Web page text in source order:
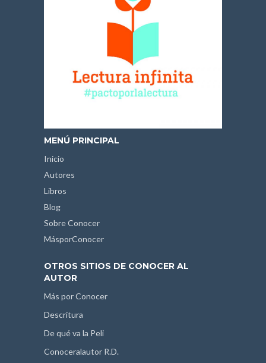
MENÚ PRINCIPAL
Inicio
Autores
Libros
Blog
Sobre Conocer
MásporConocer
OTROS SITIOS DE CONOCER AL
AUTOR
Más por Conocer
Descritura
De qué va la Peli
Conoceralautor R.D.